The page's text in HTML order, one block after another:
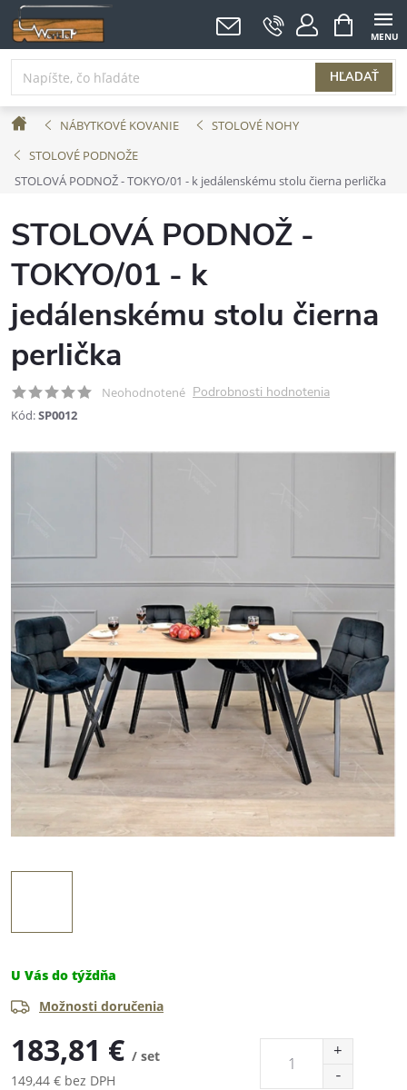
Prejsť
na
obsah
HĽADAŤ
NÁKUPNÝ
KOŠÍK
DomovNÁBYTKOVÉ KOVANIE
STOLOVÉ NOHY
STOLOVÉ PODNOŽE
STOLOVÁ PODNOŽ - TOKYO/01 - k jedálenskému stolu čierna perlička
STOLOVÁ PODNOŽ -
TOKYO/01 - k
jedálenskému stolu čierna
perlička
Neohodnotené Podrobnosti hodnotenia
Kód:SP0012
U Vás do týždňa
Možnosti doručenia
183,81 € / set
149,44 € bez DPH